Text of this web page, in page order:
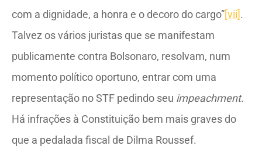
com a dignidade, a honra e o decoro do cargo”[vii].
Talvez os vários juristas que se manifestam
publicamente contra Bolsonaro, resolvam, num
momento político oportuno, entrar com uma
representação no STF pedindo seu impeachment.
Há infrações à Constituição bem mais graves do
que a pedalada fiscal de Dilma Roussef.